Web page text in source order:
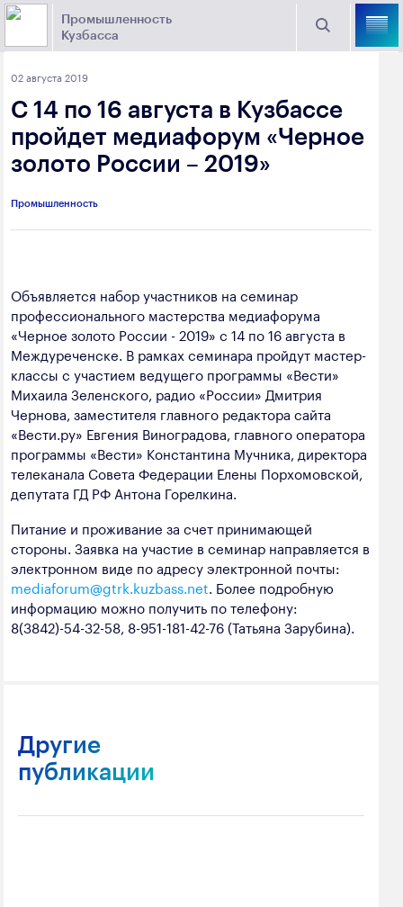
Промышленность
Кузбасса
Поиск
Торговая площадка Кузбасса
Выберите отрасль
Электроэнергетика
Машиностроение
Промышленность строительных материалов
Добыча общераспространенных
полезных ископаемых
Лёгкая промышленность
Лесная промышленность
Пищевая промышленность
Новости
650000, г. Кемерово, пр. Советский, 63
+7 (3842) 58-78-61
dprom@ako.ru
Создание сайта — Мэйк
02 августа 2019
С 14 по 16 августа в Кузбассе
пройдет медиафорум «Черное
золото России – 2019»
Промышленность
Объявляется набор участников на семинар
профессионального мастерства медиафорума
«Черное золото России - 2019» с 14 по 16 августа в
Междуреченске. В рамках семинара пройдут мастер-
классы с участием ведущего программы «Вести»
Михаила Зеленского, радио «России» Дмитрия
Чернова, заместителя главного редактора сайта
«Вести.ру» Евгения Виноградова, главного оператора
программы «Вести» Константина Мучника, директора
телеканала Совета Федерации Елены Порхомовской,
депутата ГД РФ Антона Горелкина.
Питание и проживание за счет принимающей
стороны. Заявка на участие в семинар направляется в
электронном виде по адресу электронной почты:
mediaforum@gtrk.kuzbass.net . Более подробную
информацию можно получить по телефону:
8(3842)-54-32-58, 8-951-181-42-76 (Татьяна Зарубина).
Другие
публикации